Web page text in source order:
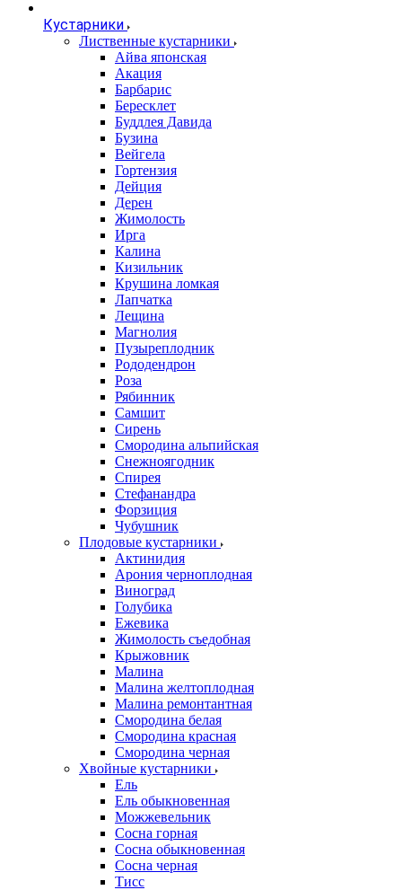
Кустарники
Лиственные кустарники
Айва японская
Акация
Барбарис
Бересклет
Буддлея Давида
Бузина
Вейгела
Гортензия
Дейция
Дерен
Жимолость
Ирга
Калина
Кизильник
Крушина ломкая
Лапчатка
Лещина
Магнолия
Пузыреплодник
Рододендрон
Роза
Рябинник
Самшит
Сирень
Смородина альпийская
Снежноягодник
Спирея
Стефанандра
Форзиция
Чубушник
Плодовые кустарники
Актинидия
Арония черноплодная
Виноград
Голубика
Ежевика
Жимолость съедобная
Крыжовник
Малина
Малина желтоплодная
Малина ремонтантная
Смородина белая
Смородина красная
Смородина черная
Хвойные кустарники
Ель
Ель обыкновенная
Можжевельник
Сосна горная
Сосна обыкновенная
Сосна черная
Тисс